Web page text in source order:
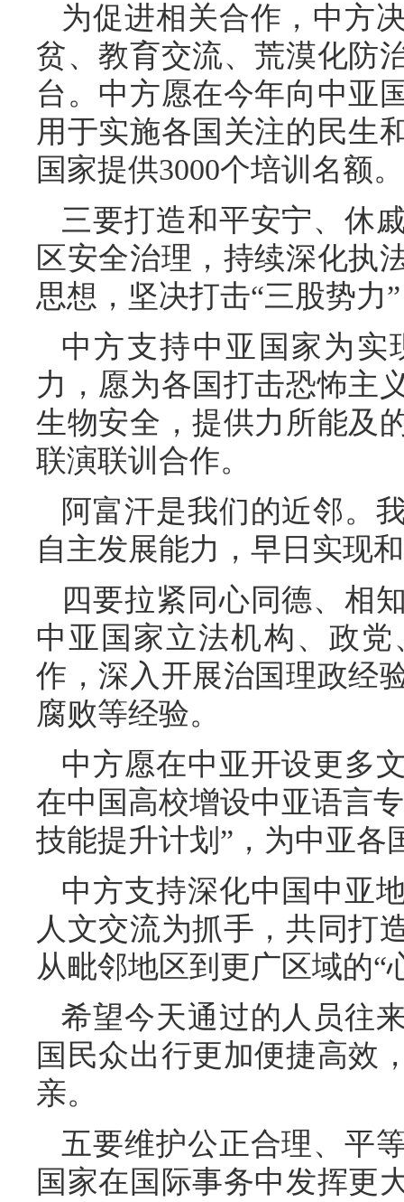
为促进相关合作，中方
贫、教育交流、荒漠化防
台。中方愿在今年向中亚
用于实施各国关注的民生
国家提供3000个培训名额。
三要打造和平安宁、休
区安全治理，持续深化执
思想，坚决打击“三股势力
中方支持中亚国家为实
力，愿为各国打击恐怖主
生物安全，提供力所能及
联演联训合作。
阿富汗是我们的近邻。
自主发展能力，早日实现
四要拉紧同心同德、相
中亚国家立法机构、政
作，深入开展治国理政经
腐败等经验。
中方愿在中亚开设更多
在中国高校增设中亚语言
技能提升计划”，为中亚各
中方支持深化中国中亚
人文交流为抓手，共同打
从毗邻地区到更广区域的“
希望今天通过的人员往
国民众出行更加便捷高效
亲。
五要维护公正合理、平
国家在国际事务中发挥更